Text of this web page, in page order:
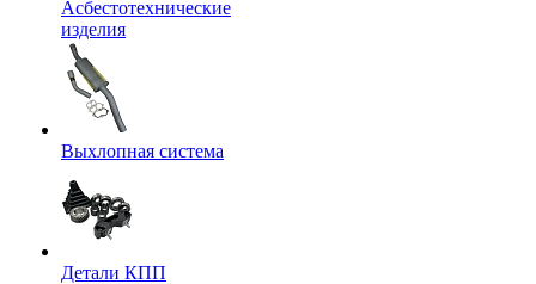
Асбестотехнические
изделия
Выхлопная система
Детали КПП